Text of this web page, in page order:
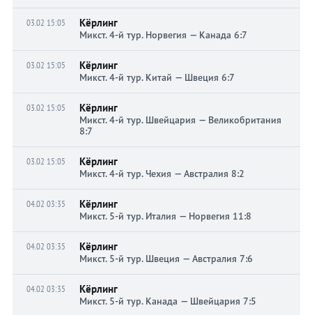
03.02 15:05 Кёрлинг
Микст. 4-й тур. Норвегия — Канада 6:7
03.02 15:05 Кёрлинг
Микст. 4-й тур. Китай — Швеция 6:7
03.02 15:05 Кёрлинг
Микст. 4-й тур. Швейцария — Великобритания
8:7
03.02 15:05 Кёрлинг
Микст. 4-й тур. Чехия — Австралия 8:2
04.02 03:35 Кёрлинг
Микст. 5-й тур. Италия — Норвегия 11:8
04.02 03:35 Кёрлинг
Микст. 5-й тур. Швеция — Австралия 7:6
04.02 03:35 Кёрлинг
Микст. 5-й тур. Канада — Швейцария 7:5